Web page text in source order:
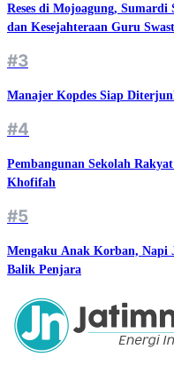
Reses di Mojoagung,
dan Kesejahteraan Guru
#3
Manajer Kopdes Siap
#4
Pembangunan Sekolah
Khofifah
#5
Mengaku Anak Korban, Napi
Balik Penjara